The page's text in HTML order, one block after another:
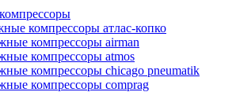
компрессоры атлас-копко
компрессоры airman
компрессоры atmos
компрессоры chicago pneumatik
компрессоры comprag